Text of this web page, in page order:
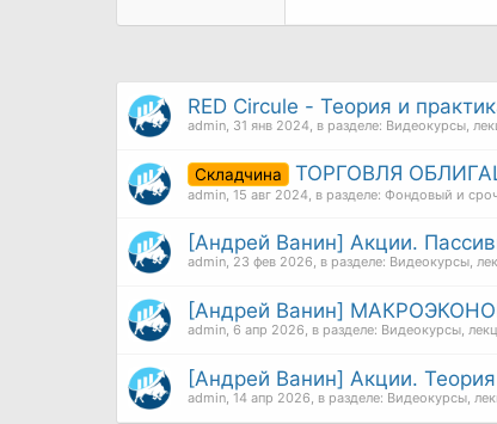
RED Circule - Теория и
admin 31 янв 2024 , в разделе: Видеокурсы,
Складчина ТОРГОВЛЯ
admin 15 авг 2024 , в разделе: Фондовый и
[Андрей Ванин] Акции.
admin 23 фев 2026 , в разделе: Видеокурсы,
[Андрей Ванин]
admin 6 апр 2026 , в разделе: Видеокурсы,
[Андрей Ванин] Акции.
admin 14 апр 2026 , в разделе: Видеокурсы,